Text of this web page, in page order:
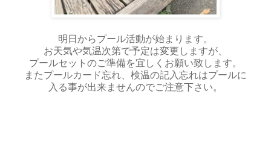
明日からプール活動が始まります。
お天気や気温次第で予定は変更しますが、
プールセットのご準備を宜しくお願い致します。
またプールカード忘れ、検温の記入忘れはプールに
入る事が出来ませんのでご注意下さい。